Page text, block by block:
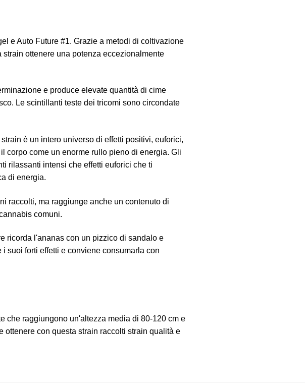
e Auto Future #1. Grazie a metodi di coltivazione
ottenere una potenza eccezionalmente
e produce elevate quantità di cime
Le scintillanti teste dei tricomi sono circondate
è un intero universo di effetti positivi, euforici,
corpo come un enorme rullo pieno di energia. Gli
rilassanti intensi che effetti euforici che ti
di energia.
raccolti, ma raggiunge anche un contenuto di
comuni.
ricorda l'ananas con un pizzico di sandalo e
suoi forti effetti e conviene consumarla con
che raggiungono un'altezza media di 80-120 cm e
con questa strain raccolti strain qualità e